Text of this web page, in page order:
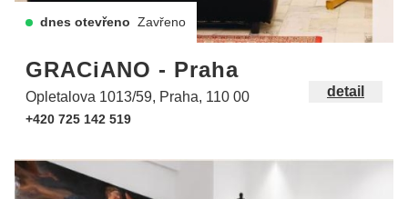
dnes otevřeno Zavřeno
GRACiANO - Praha
Opletalova 1013/59, Praha, 110 00
+420 725 142 519
detail